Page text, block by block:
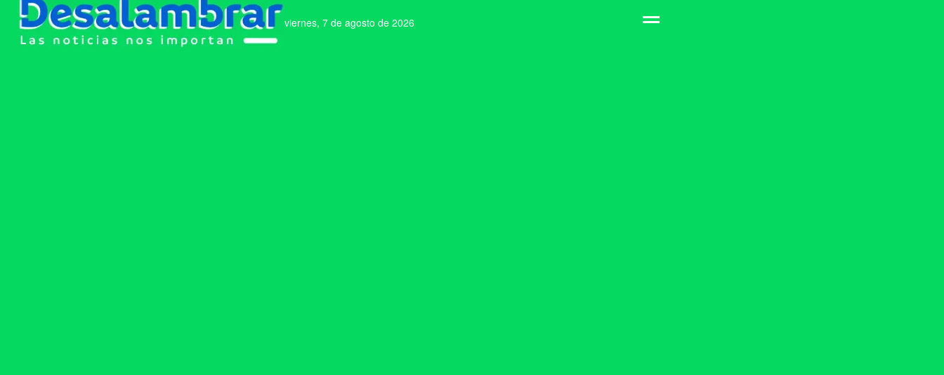
viernes, 7 de agosto de 2026